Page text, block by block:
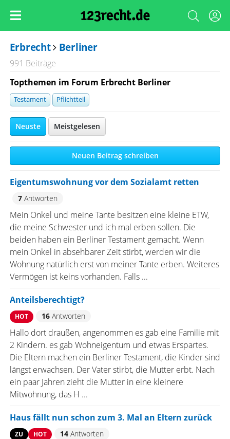
Erbrecht Berliner
991 Beiträge
Topthemen im Forum Erbrecht Berliner
Testament Pflichtteil
Neuste Meistgelesen
Neuen Beitrag schreiben
Eigentumswohnung vor dem Sozialamt retten
7Antworten
Mein Onkel und meine Tante besitzen eine kleine ETW,
die meine Schwester und ich mal erben sollen. Die
beiden haben ein Berliner Testament gemacht. Wenn
mein Onkel in absehbarer Zeit stirbt, werden wir die
Wohnung natürlich erst von meiner Tante erben. Weiteres
Vermögen ist keins vorhanden. Falls ...
Anteilsberechtigt?
HOT 16Antworten
Hallo dort draußen, angenommen es gab eine Familie mit
2 Kindern. es gab Wohneigentum und etwas Erspartes.
Die Eltern machen ein Berliner Testament, die Kinder sind
längst erwachsen. Der Vater stirbt, die Mutter erbt. Nach
ein paar Jahren zieht die Mutter in eine kleinere
Mitwohnung, das H ...
Haus fällt nun schon zum 3. Mal an Eltern zurück
ZU HOT 14Antworten